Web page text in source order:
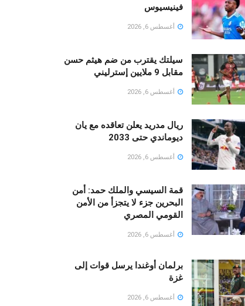
فينيسيوس
أغسطس 6, 2026
سيلتك يقترب من ضم هيثم حسن
مقابل 9 ملايين إسترليني
أغسطس 6, 2026
ريال مدريد يعلن تعاقده مع يان
ديوماندي حتى 2033
أغسطس 6, 2026
قمة السيسي والملك حمد: أمن
البحرين جزء لا يتجزأ من الأمن
القومي المصري
أغسطس 6, 2026
برلمان أوغندا يرسل قوات إلى
غزة
أغسطس 6, 2026